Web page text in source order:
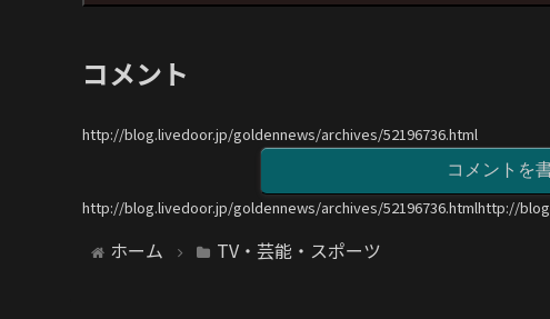
コメント
http://blog.livedoor.jp/goldennews/archives/52196736.html
コメントを
http://blog.livedoor.jp/goldennews/archives/52196736.htmlhttp://
ホーム TV・芸能・スポーツ